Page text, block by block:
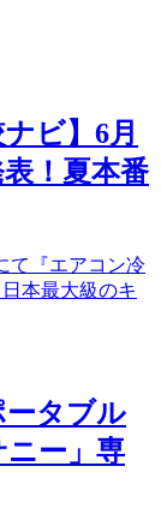
ビ】6月
！夏本番
て『エアコン冷
本最大級のキ
ータブル
ニー」専